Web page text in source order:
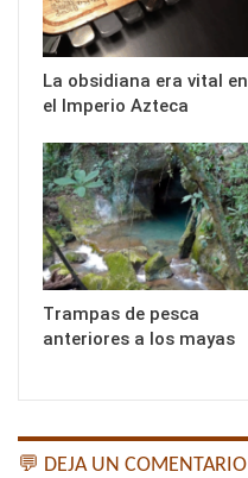
La obsidiana era vital en
el Imperio Azteca
Trampas de pesca
anteriores a los mayas
💬 DEJA UN COMENTARIO